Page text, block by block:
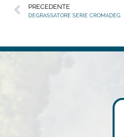
PRECEDENTE
DEGRASSATORE SERIE CROMADEG